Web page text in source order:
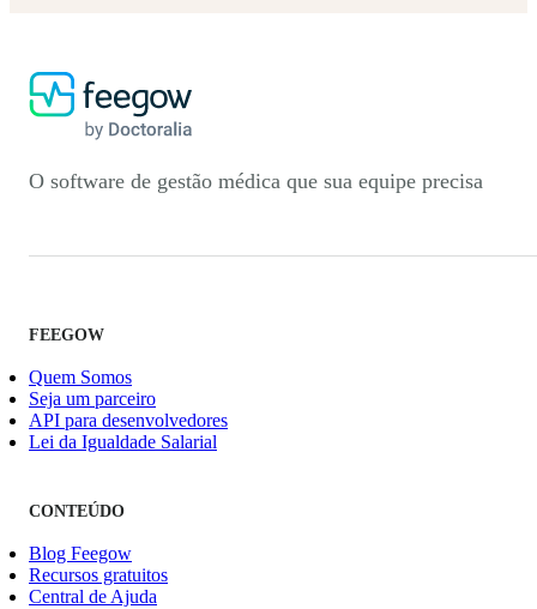
O software de gestão médica que sua equipe precisa
FEEGOW
Quem Somos
Seja um parceiro
API para desenvolvedores
Lei da Igualdade Salarial
CONTEÚDO
Blog Feegow
Recursos gratuitos
Central de Ajuda